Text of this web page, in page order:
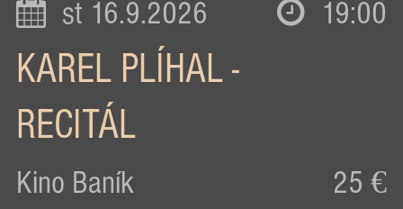
st 16.9.2026 19:00
KAREL PLÍHAL -
RECITÁL
Kino Baník 25 €